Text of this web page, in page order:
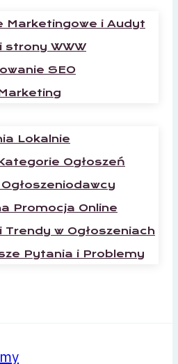
Marketingowe i Audyt
strony WWW
SEO
Lokalnie
Ogłoszeń
Promocja Online
Trendy w Ogłoszeniach
Pytania i Problemy